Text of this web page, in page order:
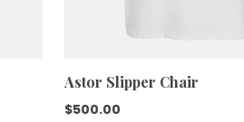
Astor Slipper Chair
$500.00